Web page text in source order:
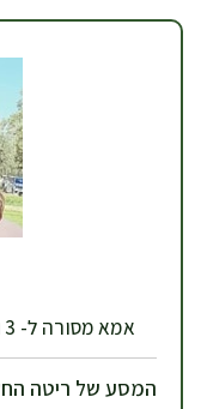
אמא מסורה ל- 3 והקול המנחה של אתר נוטרי-מאיה
המסע של ריטה